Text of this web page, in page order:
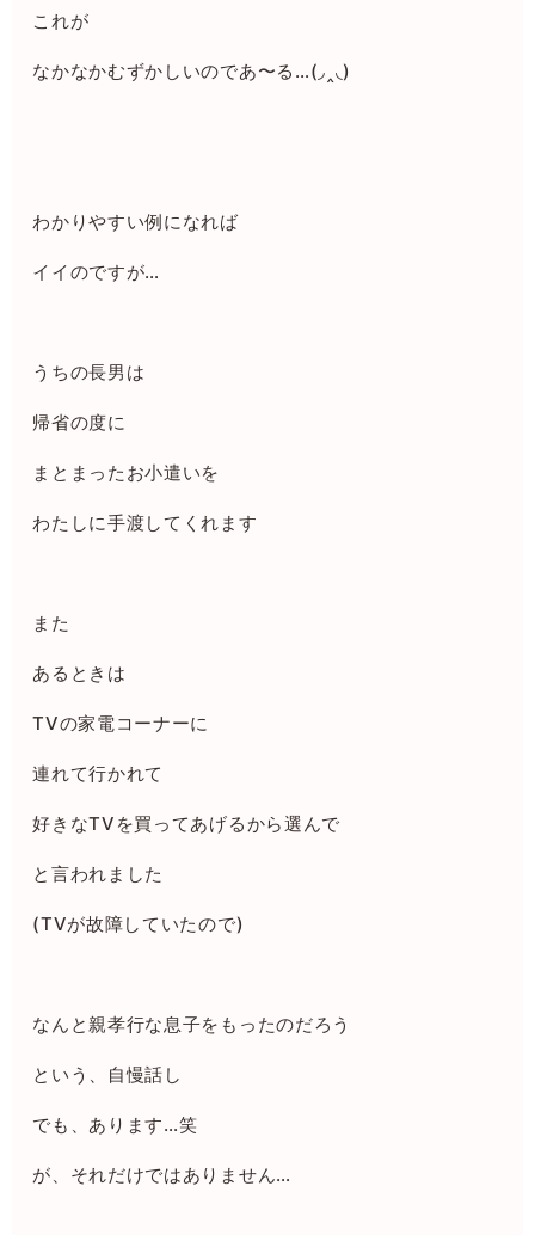
これが
なかなかむずかしいのであ〜る…(◞‸◟)
わかりやすい例になれば
イイのですが…
うちの長男は
帰省の度に
まとまったお小遣いを
わたしに手渡してくれます
また
あるときは
TVの家電コーナーに
連れて行かれて
好きなTVを買ってあげるから選んで
と言われました
(TVが故障していたので)
なんと親孝行な息子をもったのだろう
という、自慢話し
でも、あります…笑
が、それだけではありません…